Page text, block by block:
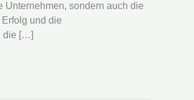
Unternehmen, sondern auch die
und die
die […]